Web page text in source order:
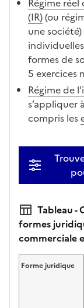
(IR)(ou
une
formes de
5 exercices
Régime de
s’appliquer
compris les
Tableau -
formes
commerciale
Forme juridique